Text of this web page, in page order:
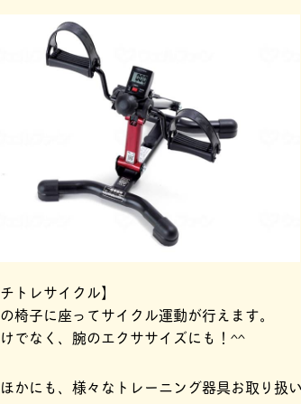
チトレサイクル】
椅子に座ってサイクル運動が行えます。
でなく、腕のエクササイズにも！^^
かにも、様々なトレーニング器具お取り扱